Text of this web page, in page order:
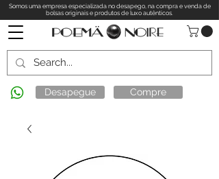
Somos uma empresa especializada no desapego, na compra e venda de
bolsas originais e produtos de luxo autênticos.
Desapegue Compre